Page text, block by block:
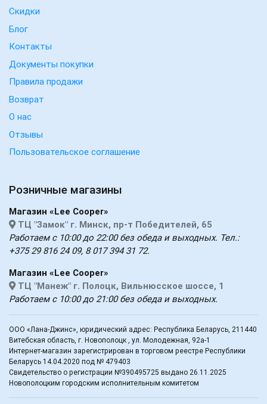
Скидки
Блог
Контакты
Документы покупки
Правила продажи
Возврат
О нас
Отзывы
Пользовательское соглашение
Розничные магазины
Магазин «Lee Cooper»
ТЦ "Замок" г. Минск, пр-т Победителей, 65
Работаем с 10:00 до 22:00 без обеда и выходных. Тел.:
+375 29 816 24 09, 8 017 394 31 72.
Магазин «Lee Cooper»
ТЦ "Манеж" г. Полоцк, Вильнюсское шоссе, 1
Работаем с 10:00 до 21:00 без обеда и выходных.
ООО «Лана-Джинс», юридический адрес: Республика Беларусь, 211440
Витебская область, г. Новополоцк , ул. Молодежная, 92а-1
Интернет-магазин зарегистрирован в торговом реестре Республики
Беларусь 14.04.2020 под № 479403
Свидетельство о регистрации №390495725 выдано 26.11.2025
Новополоцким городским исполнительным комитетом